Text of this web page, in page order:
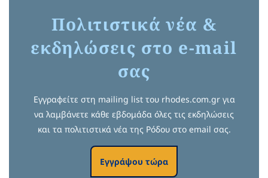
Πολιτιστικά νέα &
εκδηλώσεις στο e-mail
σας
Εγγραφείτε στη mailing list του rhodes.com.gr για
να λαμβάνετε κάθε εβδομάδα όλες τις εκδηλώσεις
και τα πολιτιστικά νέα της Ρόδου στο email σας.
Εγγράψου τώρα